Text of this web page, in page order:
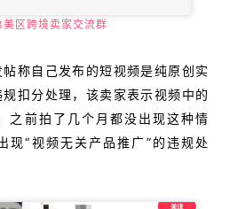
区跨境卖家交流群
称自己发布的短视频是纯原创实
扣分处理，该卖家表示视频中的
之前拍了几个月都没出现这种情
现“视频无关产品推广”的违规处